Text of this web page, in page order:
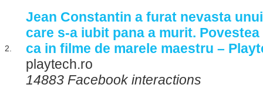
2.
Jean Constantin a furat nevasta
care s-a iubit pana a murit.
ca in filme de marele maestru –
playtech.ro
14883 Facebook interactions